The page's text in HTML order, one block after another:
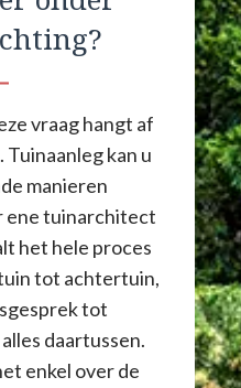
vraag hangt af
Tuinaanleg kan u
manieren
tuinarchitect
het hele proces
tot achtertuin,
tot
daartussen.
enkel over de